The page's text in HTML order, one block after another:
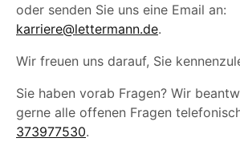
oder senden Sie uns eine Email an:
karriere@lettermann.de.
Wir freuen uns darauf, Sie
Sie haben vorab Fragen? Wir
gerne alle offenen Fragen
373977530.